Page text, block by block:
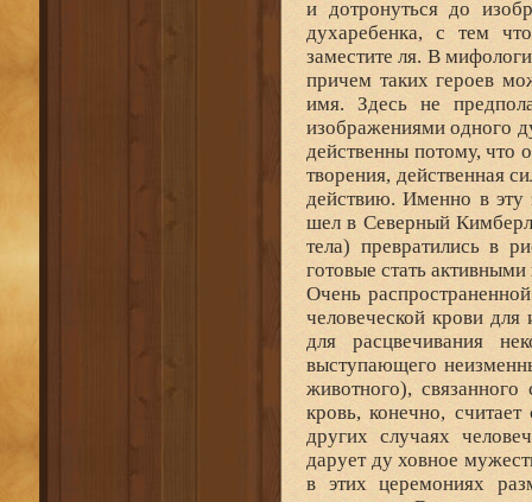
и дотронуться до
духаребенка, с тем
заместите ля. В
причем таких героев
имя. Здесь не
изображениями одного
действенны потому, что
творения, действенная
действию. Именно в эту
шел в Северный
тела) превратились в
готовые стать
Очень
человеческой крови
для расцвечивания
выступающего
животного),
кровь, конечно,
других случаях
дарует ду ховное
в этих церемониях